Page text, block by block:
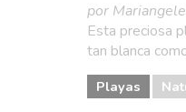
por
Esta preciosa
tan blanca
Playas